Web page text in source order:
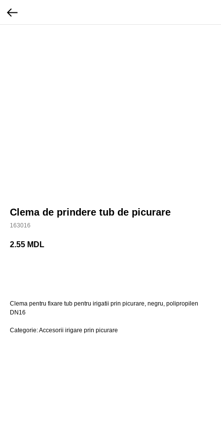
Clema de prindere tub de picurare
163016
2.55 MDL
Clema pentru fixare tub pentru irigatii prin picurare, negru, polipropilen
DN16
Categorie: Accesorii irigare prin picurare